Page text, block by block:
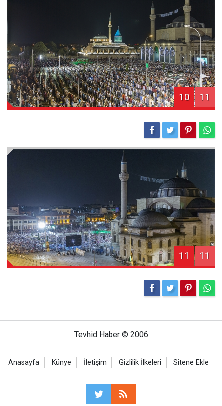
10 11
11 11
Tevhid Haber © 2006
Anasayfa Künye İletişim Gizlilik İlkeleri Sitene Ekle